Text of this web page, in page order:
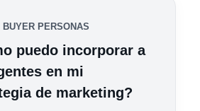
BUYER PERSONAS
puedo incorporar a
en mi
de marketing?